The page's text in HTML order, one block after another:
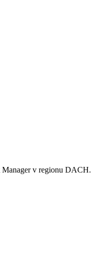
Manager v regionu DACH.